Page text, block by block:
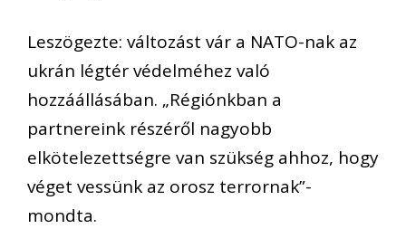
Leszögezte: változást vár a NATO-nak az
ukrán légtér védelméhez való
hozzáállásában. „Régiónkban a
partnereink részéről nagyobb
elkötelezettségre van szükség ahhoz, hogy
véget vessünk az orosz terrornak”-
mondta.